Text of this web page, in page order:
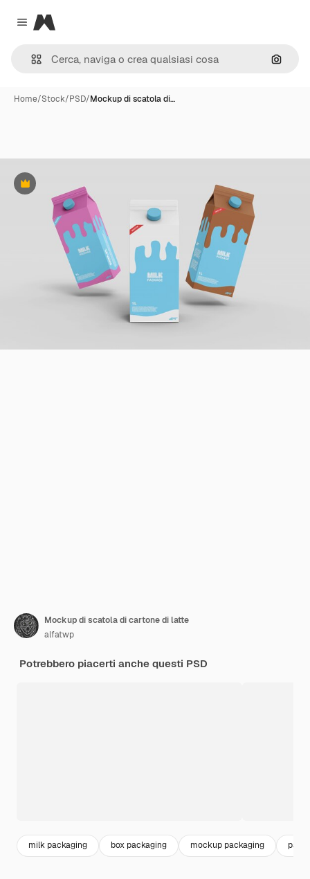
Close menu
Magnific
Cerca
Home/Stock/PSD/Mockup di scatola di…
Premium
Mockup di scatola di cartone di latte
alfatwp
Potrebbero piacerti anche questi PSD
milk packaging box packaging mockup packaging